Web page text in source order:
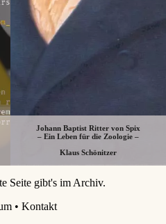
Johann Baptist Ritter von Spix
– Ein Leben für die Zoologie –
Klaus Schönitzer
Seite gibt's im Archiv.
• Kontakt